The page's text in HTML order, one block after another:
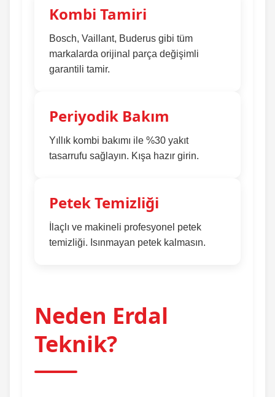
Kombi Tamiri
Bosch, Vaillant, Buderus gibi tüm
markalarda orijinal parça değişimli
garantili tamir.
Periyodik Bakım
Yıllık kombi bakımı ile %30 yakıt
tasarrufu sağlayın. Kışa hazır girin.
Petek Temizliği
İlaçlı ve makineli profesyonel petek
temizliği. Isınmayan petek kalmasın.
Neden Erdal
Teknik?